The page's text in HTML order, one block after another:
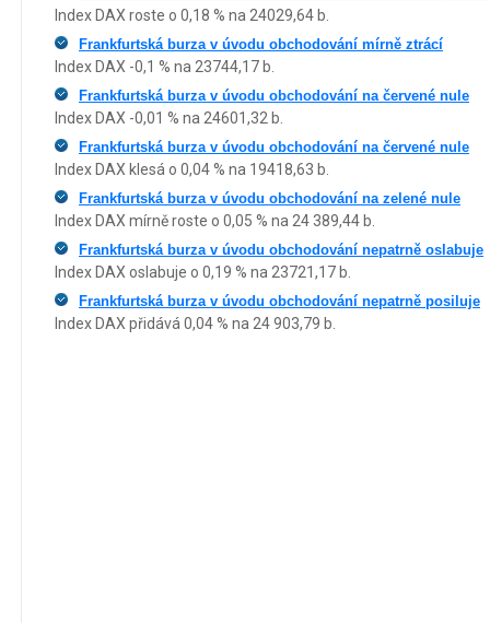
Index DAX roste o 0,18 % na 24029,64 b.
Frankfurtská burza v úvodu obchodování mírně ztrácí
Index DAX -0,1 % na 23744,17 b.
Frankfurtská burza v úvodu obchodování na červené nule
Index DAX -0,01 % na 24601,32 b.
Frankfurtská burza v úvodu obchodování na červené nule
Index DAX klesá o 0,04 % na 19418,63 b.
Frankfurtská burza v úvodu obchodování na zelené nule
Index DAX mírně roste o 0,05 % na 24 389,44 b.
Frankfurtská burza v úvodu obchodování nepatrně oslabuje
Index DAX oslabuje o 0,19 % na 23721,17 b.
Frankfurtská burza v úvodu obchodování nepatrně posiluje
Index DAX přidává 0,04 % na 24 903,79 b.